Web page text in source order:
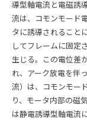
導型軸電流と電磁誘
流は、コモンモード
タに誘導されること
してフレームに固定
生じる。この電位差
れ、アーク放電を伴
流）は、コモンモー
り、モータ内部の磁
は静電誘導型軸電流